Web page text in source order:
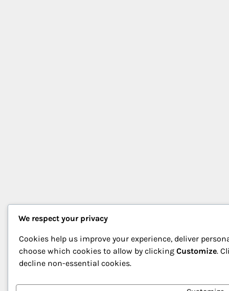
We respect your privacy
Cookies help us improve your experience, deliver
choose which cookies to allow by clicking Customize.
decline non-essential cookies.